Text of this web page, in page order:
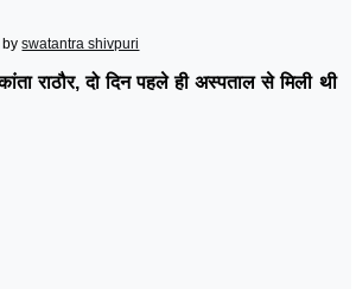
byswatantra shivpuri
राठौर, दो दिन पहले ही अस्पताल से मिली थी